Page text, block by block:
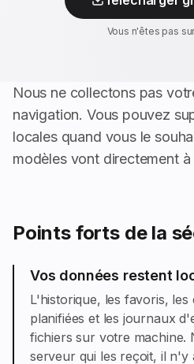
Vous n'êtes pas
Nous ne collectons pas
navigation. Vous pouvez
locales quand vous le
modèles vont directement
Points forts de la
Vos données restent
L'historique, les favoris, les
planifiées et les journaux
fichiers sur votre machine.
serveur qui les reçoit, il n'y